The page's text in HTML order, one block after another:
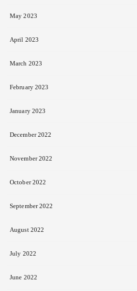
May 2023
April 2023
March 2023
February 2023
January 2023
December 2022
November 2022
October 2022
September 2022
August 2022
July 2022
June 2022